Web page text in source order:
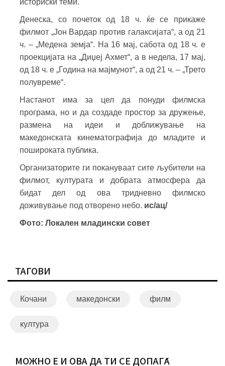
историски теми.
Денеска, со почеток од 18 ч. ќе се прикаже
филмот „Јон Вардар против галаксијата“, а од 21
ч. – „Медена земја“. На 16 мај, сабота од 18 ч. е
проекцијата на „Диџеј Ахмет“, а в недела, 17 мај,
од 18 ч. е „Година на мајмунот“, а од 21 ч. – „Трето
полувреме“.
Настанот има за цел да понуди филмска
програма, но и да создаде простор за дружење,
размена на идеи и доближување на
македонската кинематографија до младите и
пошироката публика.
Организаторите ги покануваат сите љубители на
филмот, културата и добрата атмосфера да
бидат дел од ова тридневно филмско
доживување под отворено небо. ис/ац/
Фото: Локален младински совет
ТАГОВИ
Кочани македонски филм
култура
МОЖНО Е И ОВА ДА ТИ СЕ ДОПАЃА